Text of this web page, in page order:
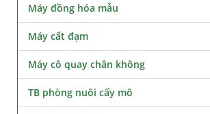
Máy đồng hóa mẫu
Máy cất đạm
Máy cô quay chân không
TB phòng nuôi cấy mô